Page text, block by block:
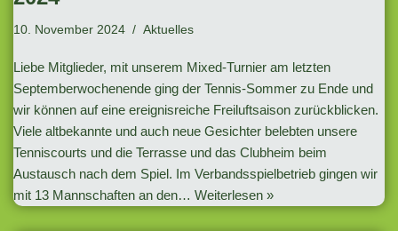
10. November 2024 Aktuelles
Liebe Mitglieder, mit unserem Mixed-Turnier am letzten
Septemberwochenende ging der Tennis-Sommer zu Ende und
wir können auf eine ereignisreiche Freiluftsaison zurückblicken.
Viele altbekannte und auch neue Gesichter belebten unsere
Tenniscourts und die Terrasse und das Clubheim beim
Austausch nach dem Spiel. Im Verbandsspielbetrieb gingen wir
mit 13 Mannschaften an den… Weiterlesen »